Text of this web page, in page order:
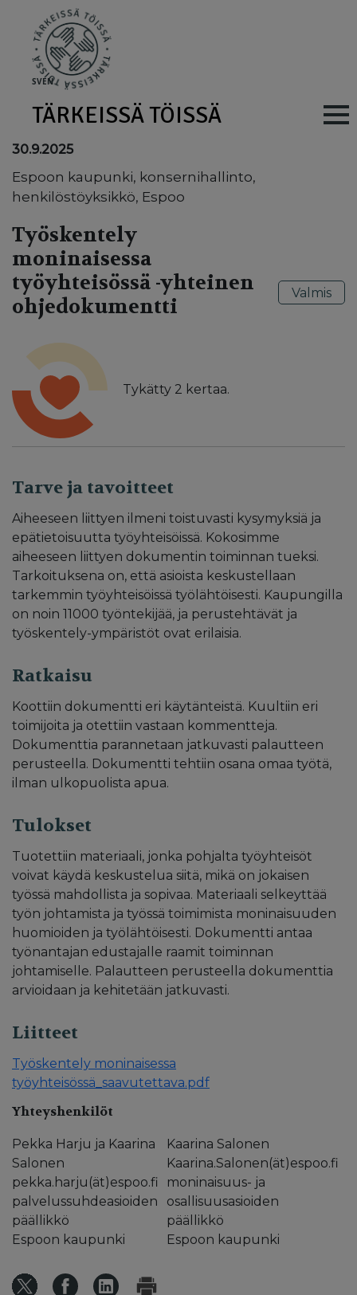
SVEN
TÄRKEISSÄ TÖISSÄ Main
30.9.2025
Espoon kaupunki, konsernihallinto,
henkilöstöyksikkö, Espoo
Työskentely
moninaisessa
työyhteisössä -yhteinen
ohjedokumentti
Tykätty 2 kertaa.
Valmis
Tarve ja tavoitteet
Aiheeseen liittyen ilmeni toistuvasti kysymyksiä ja
epätietoisuutta työyhteisöissä. Kokosimme
aiheeseen liittyen dokumentin toiminnan tueksi.
Tarkoituksena on, että asioista keskustellaan
tarkemmin työyhteisöissä työlähtöisesti. Kaupungilla
on noin 11000 työntekijää, ja perustehtävät ja
työskentely-ympäristöt ovat erilaisia.
Ratkaisu
Koottiin dokumentti eri käytänteistä. Kuultiin eri
toimijoita ja otettiin vastaan kommentteja.
Dokumenttia parannetaan jatkuvasti palautteen
perusteella. Dokumentti tehtiin osana omaa työtä,
ilman ulkopuolista apua.
Tulokset
Tuotettiin materiaali, jonka pohjalta työyhteisöt
voivat käydä keskustelua siitä, mikä on jokaisen
työssä mahdollista ja sopivaa. Materiaali selkeyttää
työn johtamista ja työssä toimimista moninaisuuden
huomioiden ja työlähtöisesti. Dokumentti antaa
työnantajan edustajalle raamit toiminnan
johtamiselle. Palautteen perusteella dokumenttia
arvioidaan ja kehitetään jatkuvasti.
Liitteet
Työskentely moninaisessa
työyhteisössä_saavutettava.pdf
Yhteyshenkilöt
Pekka Harju ja Kaarina
Salonen
pekka.harju(ät)espoo.fi
palvelussuhdeasioiden
päällikkö
Espoon kaupunki
Kaarina Salonen
Kaarina.Salonen(ät)espoo.fi
moninaisuus- ja
osallisuusasioiden
päällikkö
Espoon kaupunki